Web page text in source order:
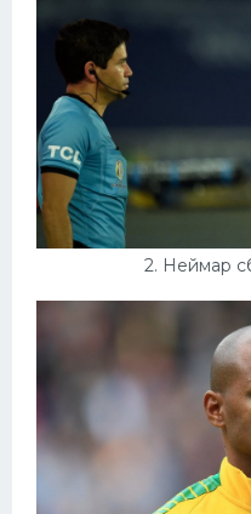
2. Неймар
Велогонки
Конькобежный спорт
Тренажеры
Интерьеры квартир